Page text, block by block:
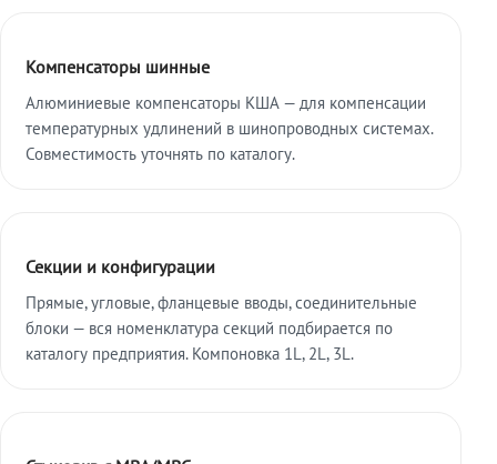
Компенсаторы шинные
Алюминиевые компенсаторы КША — для компенсации
температурных удлинений в шинопроводных системах.
Совместимость уточнять по каталогу.
Секции и конфигурации
Прямые, угловые, фланцевые вводы, соединительные
блоки — вся номенклатура секций подбирается по
каталогу предприятия. Компоновка 1L, 2L, 3L.